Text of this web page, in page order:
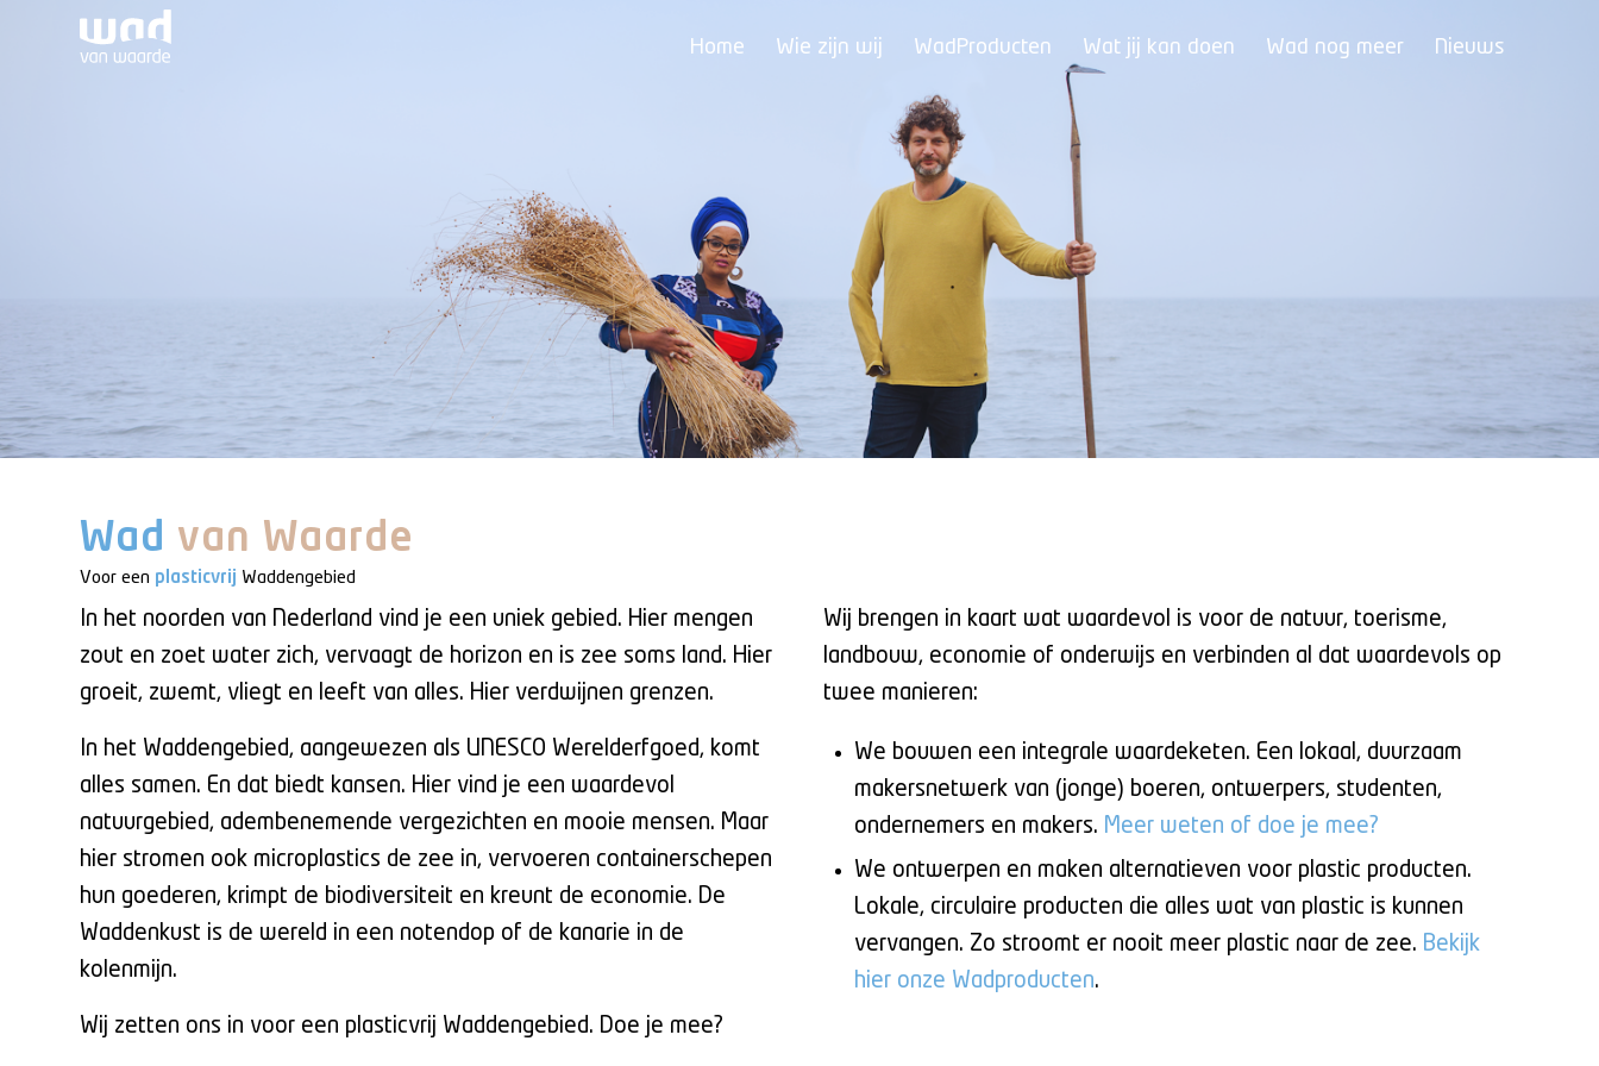
Home Wie zijn wij WadProducten Wat jij kan doen Wad nog meer Nieuws
Wad van Waarde
Voor een plasticvrij Waddengebied
In het noorden van Nederland vind je een uniek gebied. Hier mengen
zout en zoet water zich, vervaagt de horizon en is zee soms land. Hier
groeit, zwemt, vliegt en leeft van alles. Hier verdwijnen grenzen.
In het Waddengebied, aangewezen als UNESCO Werelderfgoed, komt
alles samen. En dat biedt kansen. Hier vind je een waardevol
natuurgebied, adembenemende vergezichten en mooie mensen. Maar
hier stromen ook microplastics de zee in, vervoeren containerschepen
hun goederen, krimpt de biodiversiteit en kreunt de economie. De
Waddenkust is de wereld in een notendop of de kanarie in de
kolenmijn.
Wij zetten ons in voor een plasticvrij Waddengebied. Doe je mee?
Wij brengen in kaart wat waardevol is voor de natuur, toerisme,
landbouw, economie of onderwijs en verbinden al dat waardevols op
twee manieren:
We bouwen een integrale waardeketen. Een lokaal, duurzaam
makersnetwerk van (jonge) boeren, ontwerpers, studenten,
ondernemers en makers. Meer weten of doe je mee?
We ontwerpen en maken alternatieven voor plastic producten.
Lokale, circulaire producten die alles wat van plastic is kunnen
vervangen. Zo stroomt er nooit meer plastic naar de zee. Bekijk
hier onze Wadproducten.